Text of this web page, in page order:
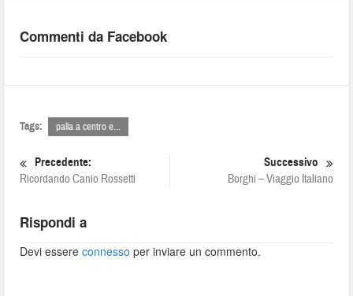
Commenti da Facebook
Tags: palla a centro e...
Precedente:
Ricordando Canio Rossetti
Successivo
Borghi – Viaggio Italiano
Rispondi a
Devi essereconnesso per inviare un commento.